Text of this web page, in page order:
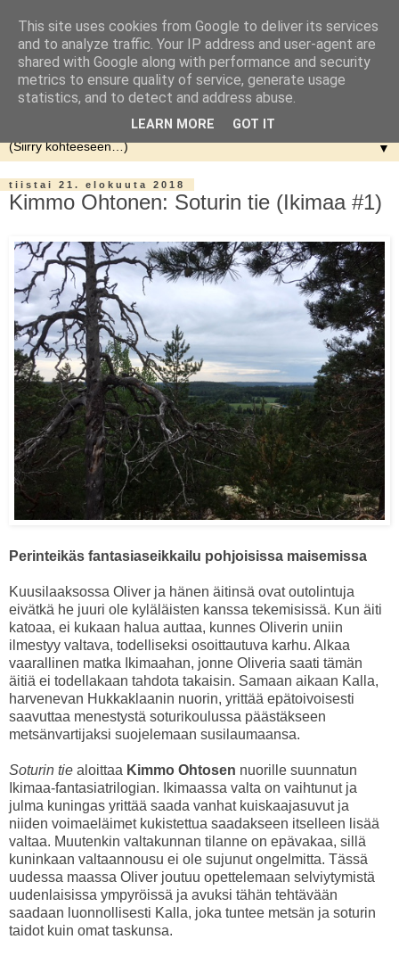
▼
tiistai 21. elokuuta 2018
Kimmo Ohtonen: Soturin tie (Ikimaa #1)
Perinteikäs fantasiaseikkailu pohjoisissa maisemissa
Kuusilaaksossa Oliver ja hänen äitinsä ovat outolintuja
eivätkä he juuri ole kyläläisten kanssa tekemisissä. Kun äiti
katoaa, ei kukaan halua auttaa, kunnes Oliverin uniin
ilmestyy valtava, todelliseksi osoittautuva karhu. Alkaa
vaarallinen matka Ikimaahan, jonne Oliveria saati tämän
äitiä ei todellakaan tahdota takaisin. Samaan aikaan Kalla,
harvenevan Hukkaklaanin nuorin, yrittää epätoivoisesti
saavuttaa menestystä soturikoulussa päästäkseen
metsänvartijaksi suojelemaan susilaumaansa.
Soturin tie aloittaa Kimmo Ohtosen nuorille suunnatun
Ikimaa-fantasiatrilogian. Ikimaassa valta on vaihtunut ja
julma kuningas yrittää saada vanhat kuiskaajasuvut ja
niiden voimaeläimet kukistettua saadakseen itselleen lisää
valtaa. Muutenkin valtakunnan tilanne on epävakaa, sillä
kuninkaan valtaannousu ei ole sujunut ongelmitta. Tässä
uudessa maassa Oliver joutuu opettelemaan selviytymistä
uudenlaisissa ympyröissä ja avuksi tähän tehtävään
saadaan luonnollisesti Kalla, joka tuntee metsän ja soturin
taidot kuin omat taskunsa.
This site uses cookies from Google to deliver its services
and to analyze traffic. Your IP address and user-agent are
shared with Google along with performance and security
metrics to ensure quality of service, generate usage
statistics, and to detect and address abuse.
LEARN MORE GOT IT